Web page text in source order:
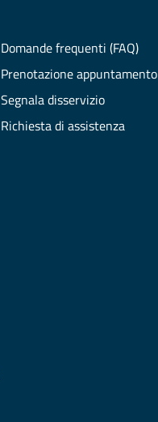
Domande frequenti (FAQ)
Prenotazione appuntamento
Segnala disservizio
Richiesta di assistenza